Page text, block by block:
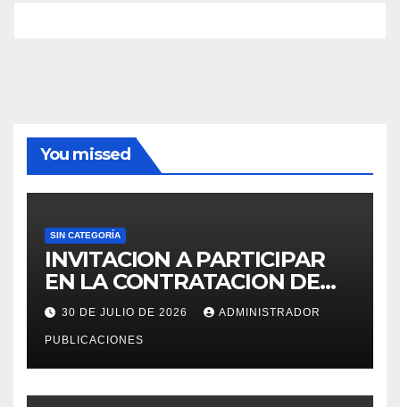
You missed
SIN CATEGORÍA
INVITACION A PARTICIPAR
EN LA CONTRATACION DE
SERVICIO DE ESPECIALISTA
EN RECURSOS HUMANOS
PARA LA OFICINA DE
ADMINISTRACION DE
PERSONAL – UGEL MOHO.
30 DE JULIO DE 2026 ADMINISTRADOR
PUBLICACIONES